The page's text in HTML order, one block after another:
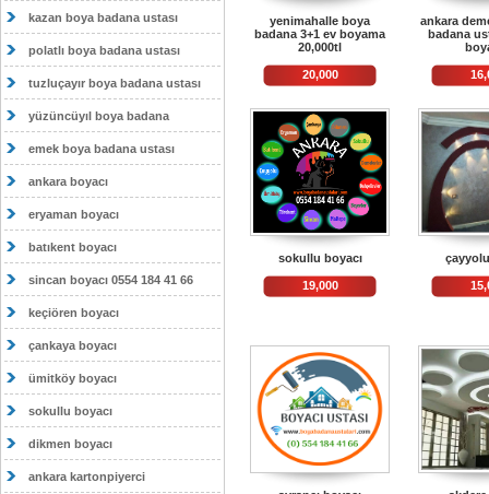
kazan boya badana ustası
polatlı boya badana ustası
tuzluçayır boya badana ustası
yüzüncüyıl boya badana
emek boya badana ustası
ankara boyacı
eryaman boyacı
batıkent boyacı
sincan boyacı 0554 184 41 66
keçiören boyacı
çankaya boyacı
ümitköy boyacı
sokullu boyacı
dikmen boyacı
ankara kartonpiyerci
yenimahalle boya
badana 3+1 ev boyama
20,000tl
20,000
ankara
badana
sokullu boyacı
19,000